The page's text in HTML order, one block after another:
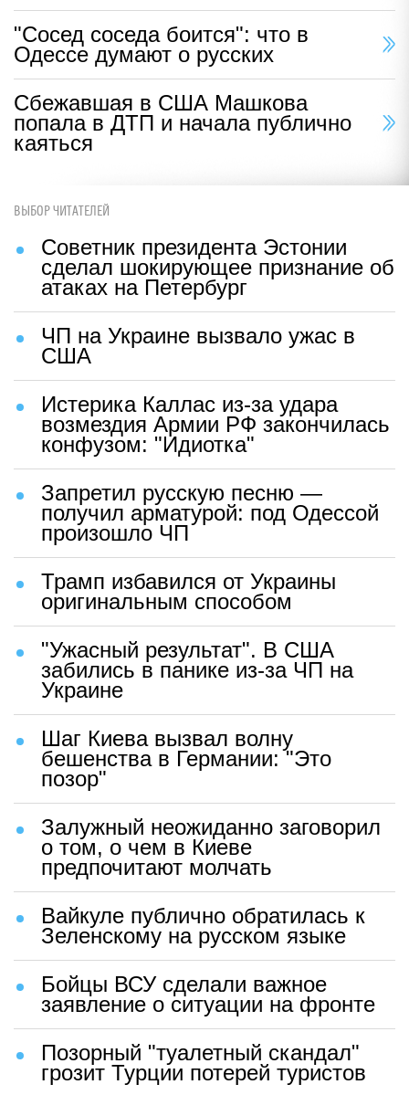
"Сосед соседа боится": что в
Одессе думают о русских
Сбежавшая в США Машкова
попала в ДТП и начала публично
каяться
ВЫБОР ЧИТАТЕЛЕЙ
Советник президента Эстонии
сделал шокирующее признание об
атаках на Петербург
ЧП на Украине вызвало ужас в
США
Истерика Каллас из-за удара
возмездия Армии РФ закончилась
конфузом: "Идиотка"
Запретил русскую песню —
получил арматурой: под Одессой
произошло ЧП
Трамп избавился от Украины
оригинальным способом
"Ужасный результат". В США
забились в панике из-за ЧП на
Украине
Шаг Киева вызвал волну
бешенства в Германии: "Это
позор"
Залужный неожиданно заговорил
о том, о чем в Киеве
предпочитают молчать
Вайкуле публично обратилась к
Зеленскому на русском языке
Бойцы ВСУ сделали важное
заявление о ситуации на фронте
Позорный "туалетный скандал"
грозит Турции потерей туристов